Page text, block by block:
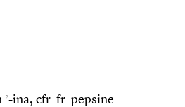
2-ina, cfr. fr. pepsine.